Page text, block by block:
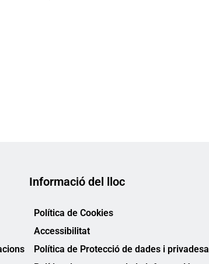
Informació del lloc
Política de Cookies
Accessibilitat
Política de Protecció de dades i privadesa